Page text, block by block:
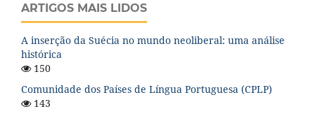
ARTIGOS MAIS LIDOS
A inserção da Suécia no mundo neoliberal: uma análise
histórica
150
Comunidade dos Países de Língua Portuguesa (CPLP)
143